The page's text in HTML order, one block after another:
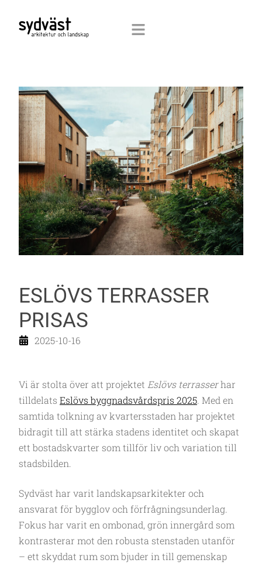
ESLÖVS TERRASSER
PRISAS
2025-10-16
Vi är stolta över att projektet Eslövs terrasserhar
tilldelats Eslövs byggnadsvårdspris 2025. Med en
samtida tolkning av kvartersstaden har projektet
bidragit till att stärka stadens identitet och skapat
ett bostadskvarter som tillför liv och variation till
stadsbilden.
Sydväst har varit landskapsarkitekter och
ansvarat för bygglov och förfrågningsunderlag.
Fokus har varit en ombonad, grön innergård som
kontrasterar mot den robusta stenstaden utanför
– ett skyddat rum som bjuder in till gemenskap